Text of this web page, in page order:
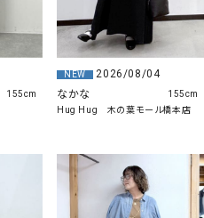
155cm
NEW
2026/08/04
なかな
Hug Hug 木の葉モール橋本店
155cm